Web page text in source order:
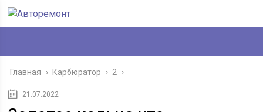
Главная › Карбюратор › 2 ›
21.07.2022